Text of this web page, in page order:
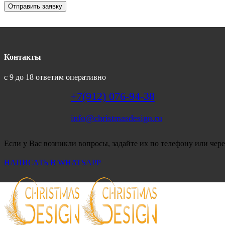
Отправить заявку
Контакты
с 9 до 18 ответим оперативно
+7(912) 076-94-38
info@christmasdesign.ru
Если у Вас возникли вопросы, задайте их по телефону или
НАПИСАТЬ В WHATSAPP